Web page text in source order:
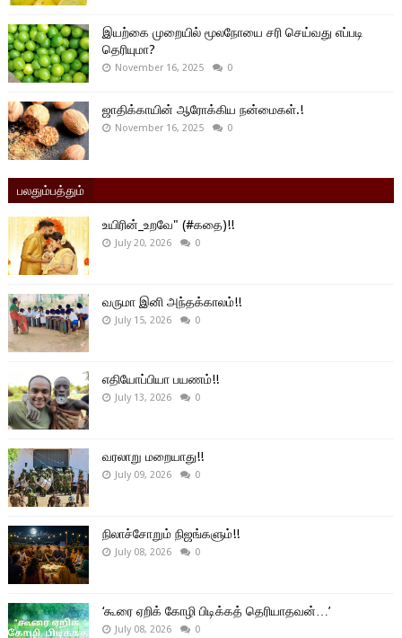
இயற்கை முறையில் மூலநோயை சரி செய்வது எப்படி
தெரியுமா?
November 16, 2025 0
ஜாதிக்காயின் ஆரோக்கிய நன்மைகள்.!
November 16, 2025 0
பலதும்பத்தும்
உயிரின்_உறவே" (#கதை)!!
July 20, 2026 0
வருமா இனி அந்தக்காலம்!!
July 15, 2026 0
எதியோப்பியா பயணம்!!
July 13, 2026 0
வரலாறு மறையாது!!
July 09, 2026 0
நிலாச்சோறும் நிஜங்களும்!!
July 08, 2026 0
‘கூரை ஏறிக் கோழி பிடிக்கத் தெரியாதவன்…’
July 08, 2026 0